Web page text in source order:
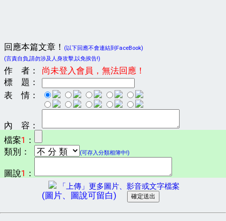
回應本篇文章！
(以下回應不會連結到FaceBook)
(言責自負,請勿涉及人身攻擊,以免挨告!)
作 者：
尚未登入會員，無法回應！
標 題：
表 情：
內 容：
檔案1 ：
類別：
(可存入分類相簿中!)
圖說1 ：
「上傳」更多圖片、影音或文字檔案
(圖片、圖說可留白)